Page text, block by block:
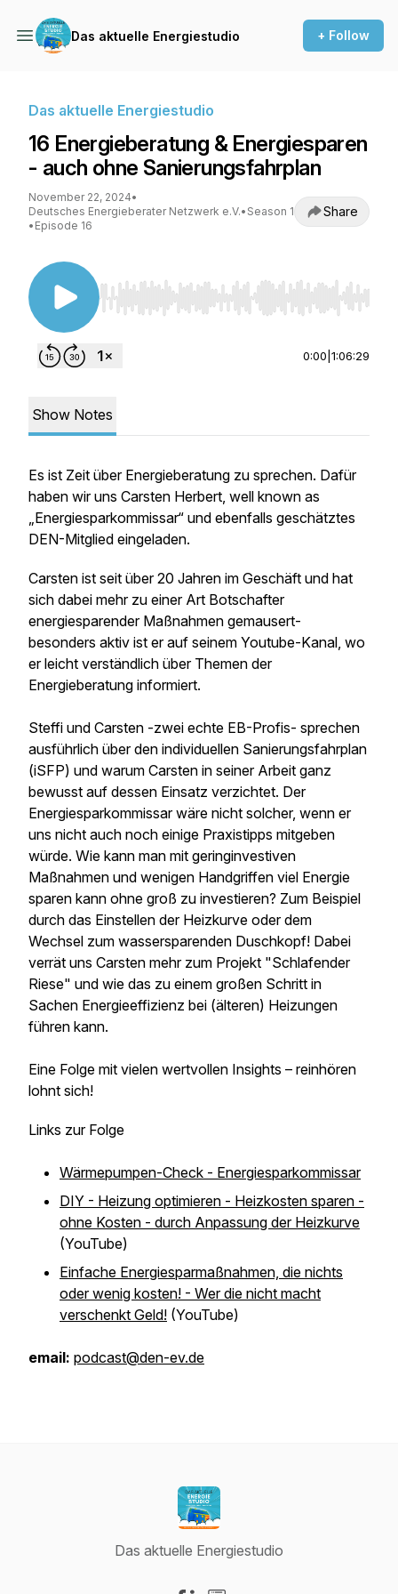
Das aktuelle Energiestudio + Follow
Das aktuelle Energiestudio
16 Energieberatung & Energiesparen
- auch ohne Sanierungsfahrplan
November 22, 2024•
Deutsches Energieberater Netzwerk e.V.• Season 1
• Episode 16
Share
Use Left/Right to seek, Home/End to jump to
0:00 1:06:29
Show Notes
Es ist Zeit über Energieberatung zu sprechen. Dafür
haben wir uns Carsten Herbert, well known as
„Energiesparkommissar“ und ebenfalls geschätztes
DEN-Mitglied eingeladen.
Carsten ist seit über 20 Jahren im Geschäft und hat
sich dabei mehr zu einer Art Botschafter
energiesparender Maßnahmen gemausert-
besonders aktiv ist er auf seinem Youtube-Kanal, wo
er leicht verständlich über Themen der
Energieberatung informiert.
Steffi und Carsten -zwei echte EB-Profis- sprechen
ausführlich über den individuellen Sanierungsfahrplan
(iSFP) und warum Carsten in seiner Arbeit ganz
bewusst auf dessen Einsatz verzichtet. Der
Energiesparkommissar wäre nicht solcher, wenn er
uns nicht auch noch einige Praxistipps mitgeben
würde. Wie kann man mit geringinvestiven
Maßnahmen und wenigen Handgriffen viel Energie
sparen kann ohne groß zu investieren? Zum Beispiel
durch das Einstellen der Heizkurve oder dem
Wechsel zum wassersparenden Duschkopf! Dabei
verrät uns Carsten mehr zum Projekt "Schlafender
Riese" und wie das zu einem großen Schritt in
Sachen Energieeffizienz bei (älteren) Heizungen
führen kann.
Eine Folge mit vielen wertvollen Insights – reinhören
lohnt sich!
Links zur Folge
Wärmepumpen-Check - Energiesparkommissar
DIY - Heizung optimieren - Heizkosten sparen -
ohne Kosten - durch Anpassung der Heizkurve
(YouTube)
Einfache Energiesparmaßnahmen, die nichts
oder wenig kosten! - Wer die nicht macht
verschenkt Geld! (YouTube)
email: podcast@den-ev.de
Das aktuelle Energiestudio